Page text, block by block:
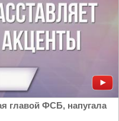
главой ФСБ, напугала